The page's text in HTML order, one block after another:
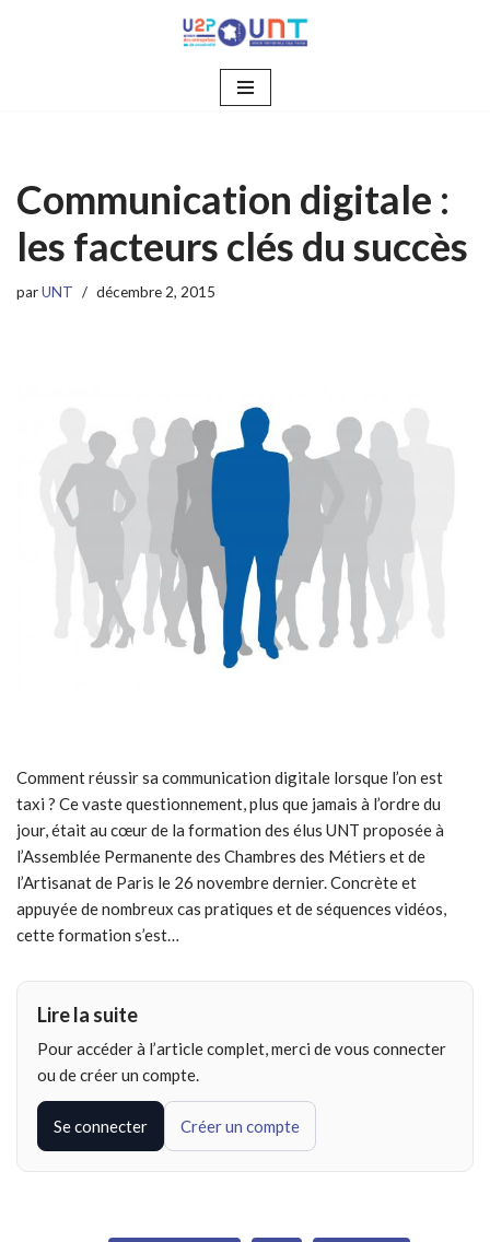
Communication digitale :
les facteurs clés du succès
parUNT décembre 2, 2015
Comment réussir sa communication digitale lorsque l’on est
taxi ? Ce vaste questionnement, plus que jamais à l’ordre du
jour, était au cœur de la formation des élus UNT proposée à
l’Assemblée Permanente des Chambres des Métiers et de
l’Artisanat de Paris le 26 novembre dernier. Concrète et
appuyée de nombreux cas pratiques et de séquences vidéos,
cette formation s’est…
Lire la suite
Pour accéder à l’article complet, merci de vous connecter
ou de créer un compte.
Se connecter Créer un compte